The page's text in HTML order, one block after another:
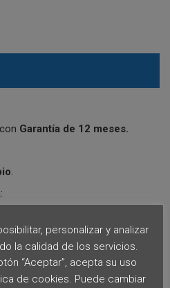
Garantía de 12 meses.
de Madrid. Consultanos.
personalizar y analizar
la calidad de los servicios.
“Aceptar”, acepta su uso
de cookies. Puede cambiar